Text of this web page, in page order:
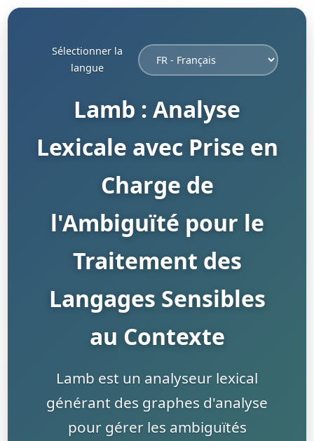
Sélectionner la
langue
Lamb : Analyse
Lexicale avec Prise en
Charge de
l'Ambiguïté pour le
Traitement des
Langages Sensibles
au Contexte
Lamb est un analyseur lexical
générant des graphes d'analyse
pour gérer les ambiguïtés